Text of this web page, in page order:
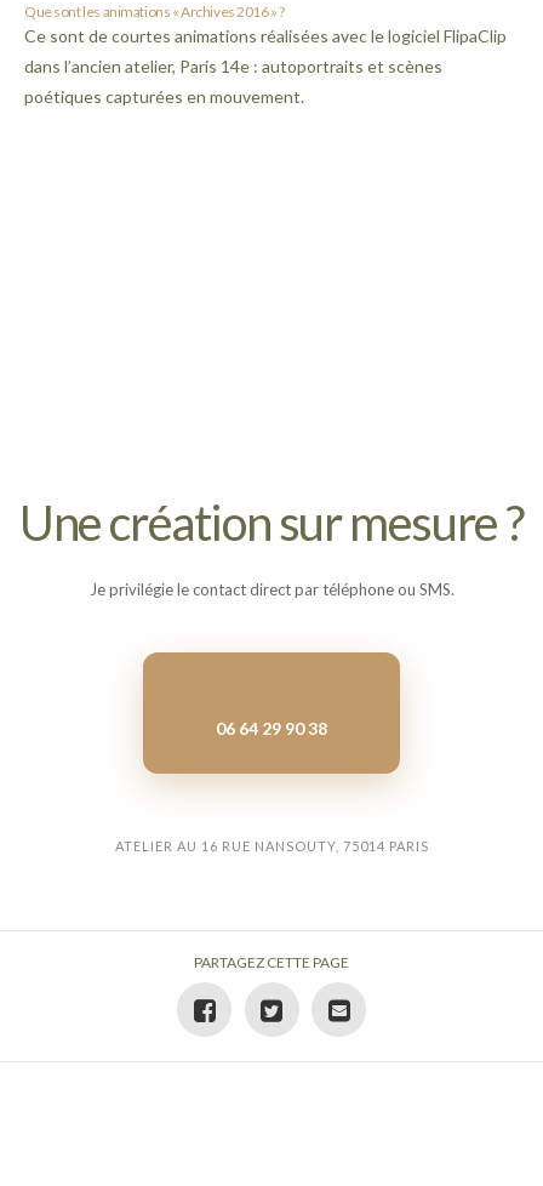
Que sont les animations « Archives 2016 » ?
Ce sont de courtes animations réalisées avec le logiciel FlipaClip
dans l’ancien atelier, Paris 14e : autoportraits et scènes
poétiques capturées en mouvement.
Une création sur mesure ?
Je privilégie le contact direct par téléphone ou SMS.
06 64 29 90 38
ATELIER AU 16 RUE NANSOUTY, 75014 PARIS
PARTAGEZ CETTE PAGE